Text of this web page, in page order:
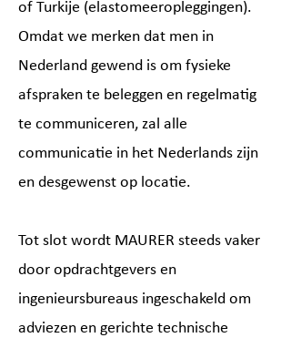
of Turkije (elastomeeropleggingen).
Omdat we merken dat men in
Nederland gewend is om fysieke
afspraken te beleggen en regelmatig
te communiceren, zal alle
communicatie in het Nederlands zijn
en desgewenst op locatie.
Tot slot wordt MAURER steeds vaker
door opdrachtgevers en
ingenieursbureaus ingeschakeld om
adviezen en gerichte technische